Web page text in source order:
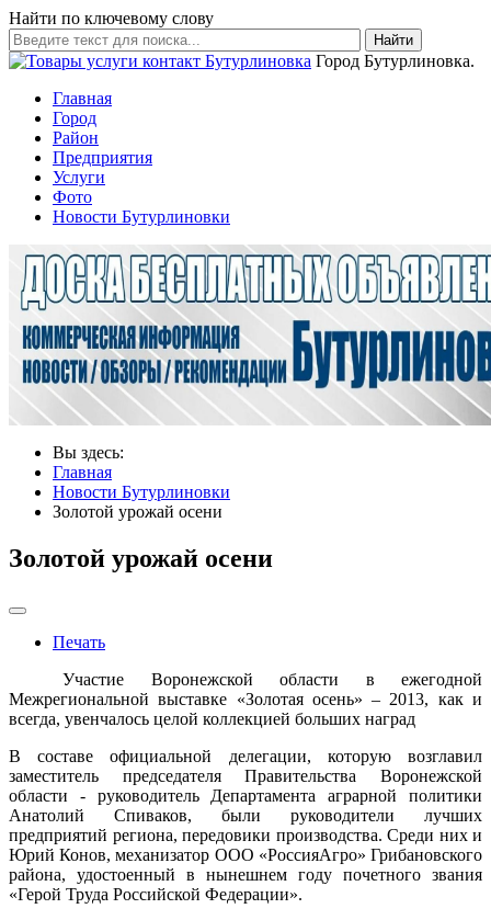
Найти по ключевому слову
Найти
Город Бутурлиновка.
Главная
Город
Район
Предприятия
Услуги
Фото
Новости Бутурлиновки
Вы здесь:
Главная
Новости Бутурлиновки
Золотой урожай осени
Золотой урожай осени
Печать
Участие Воронежской области в ежегодной
Межрегиональной выставке «Золотая осень» – 2013, как и
всегда, увенчалось целой коллекцией больших наград
В составе официальной делегации, которую возглавил
заместитель председателя Правительства Воронежской
области - руководитель Департамента аграрной политики
Анатолий Спиваков, были руководители лучших
предприятий региона, передовики производства. Среди них и
Юрий Конов, механизатор ООО «РоссияАгро» Грибановского
района, удостоенный в нынешнем году почетного звания
«Герой Труда Российской Федерации».